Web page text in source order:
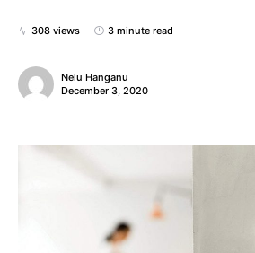
308 views 3 minute read
Nelu Hanganu
December 3, 2020